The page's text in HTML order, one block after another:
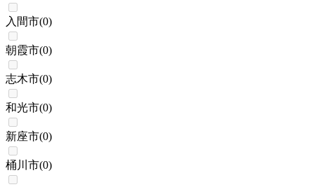
入間市(0)
朝霞市(0)
志木市(0)
和光市(0)
新座市(0)
桶川市(0)